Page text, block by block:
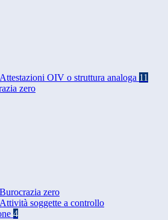
Attestazioni OIV o struttura analoga 11
zero
Burocrazia zero
Attività soggette a controllo
4